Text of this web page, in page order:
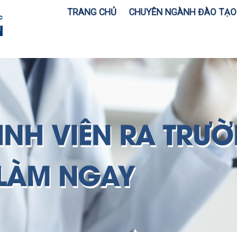
TRANG CHỦ CHUYÊN NGÀNH ĐÀO TẠO